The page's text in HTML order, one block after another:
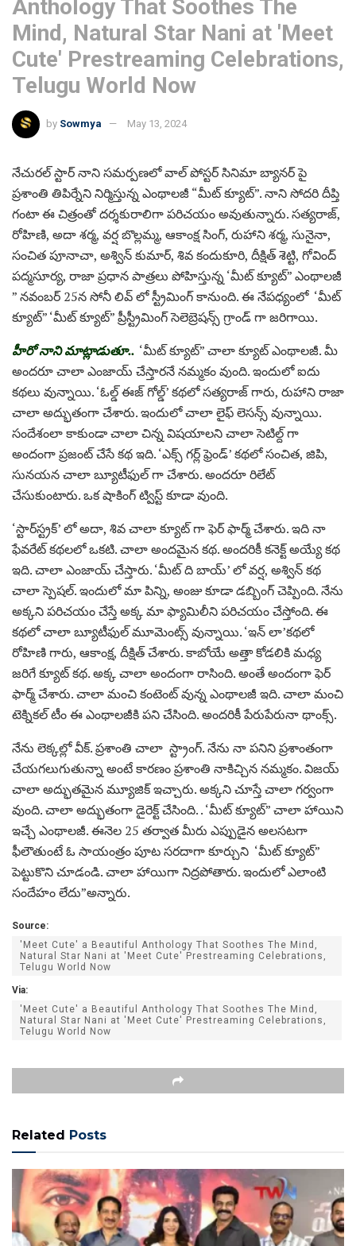
Anthology That Soothes The
Mind, Natural Star Nani at 'Meet
Cute' Prestreaming Celebrations,
Telugu World Now
by Sowmya May 13, 2024
నేచురల్ స్టార్ నాని సమర్పణలో వాల్ పోస్టర్ సినిమా బ్యానర్ పై
ప్రశాంతి తిపిర్నేని నిర్మిస్తున్న ఎంథాలజీ “మీట్ క్యూట్”. నాని సోదరి దీప్తి
గంటా ఈ చిత్రంతో దర్శకురాలిగా పరిచయం అవుతున్నారు. సత్యరాజ్,
రోహిణి, అదా శర్మ, వర్ష బొల్లమ్మ, ఆకాంక్ష సింగ్, రుహాని శర్మ, సునైనా,
సంచిత పూనాచా, అశ్విన్ కుమార్, శివ కందుకూరి, దీక్షిత్ శెట్టి, గోవింద్
పద్మసూర్య, రాజా ప్రధాన పాత్రలు పోహిస్తున్న ‘మీట్ క్యూట్” ఎంథాలజీ
” నవంబర్ 25న సోనీ లివ్ లో స్ట్రీమింగ్ కానుంది. ఈ నేపధ్యంలో ‘మీట్
క్యూట్” ‘మీట్ క్యూట్” ప్రీస్ట్రీమింగ్ సెలెబ్రెషన్స్ గ్రాండ్ గా జరిగాయి.
హీరో నాని మాట్లాడుతూ.. ‘మీట్ క్యూట్” చాలా క్యూట్ ఎంథాలజీ. మీ
అందరూ చాలా ఎంజాయ్ చేస్తారనే నమ్మకం వుంది. ఇందులో ఐదు
కథలు వున్నాయి. ‘ఓల్డ్ ఈజ్ గోల్డ్’ కథలో సత్యరాజ్ గారు, రుహాని రాజా
చాలా అద్భుతంగా చేశారు. ఇందులో చాలా లైఫ్ లెసన్స్ వున్నాయి.
సందేశంలా కాకుండా చాలా చిన్న విషయాలని చాలా సెటిల్ద్ గా
అందంగా ప్రజంట్ చేసే కథ ఇది. ‘ఎక్స్ గర్ల్ ఫ్రెండ్’ కథలో సంచిత, జిపి,
సునయన చాలా బ్యూటీఫుల్ గా చేశారు. అందరూ రిలేట్
చేసుకుంటారు. ఒక షాకింగ్ ట్విస్ట్ కూడా వుంది.
‘స్టార్‌స్ట్రక్’ లో అదా, శివ చాలా క్యూట్ గా ఫెర్ ఫార్మ్ చేశారు. ఇది నా
ఫేవరేట్ కథలలో ఒకటి. చాలా అందమైన కథ. అందరికీ కనెక్ట్ అయ్యే కథ
ఇది. చాలా ఎంజాయ్ చేస్తారు. ‘మీట్ ది బాయ్’ లో వర్ష, అశ్విన్ కథ
చాలా స్పెషల్. ఇందులో మా పిన్ని, అంజు కూడా డబ్బింగ్ చెప్పింది. నేను
అక్కని పరిచయం చేస్తే అక్క మా ఫ్యామిలీని పరిచయం చేస్తోంది. ఈ
కథలో చాలా బ్యూటీఫుల్ మూమెంట్స్ వున్నాయి. ‘ఇన్ లా’కథలో
రోహిణి గారు, ఆకాంక్ష, దీక్షిత్ చేశారు. కాబోయే అత్తా కోడలికి మధ్య
జరిగే క్యూట్ కథ. అక్క చాలా అందంగా రాసింది. అంతే అందంగా ఫెర్
ఫార్మ్ చేశారు. చాలా మంచి కంటెంట్ వున్న ఎంథాలజీ ఇది. చాలా మంచి
టెక్నికల్ టీం ఈ ఎంథాలజీకి పని చేసింది. అందరికీ పేరుపేరునా థాంక్స్.
నేను లెక్కల్లో వీక్. ప్రశాంతి చాలా స్ట్రాంగ్. నేను నా పనిని ప్రశాంతంగా
చేయగలుగుతున్నా అంటే కారణం ప్రశాంతి నాకిచ్చిన నమ్మకం. విజయ్
చాలా అద్భుతమైన మ్యూజిక్ ఇచ్చారు. అక్కని చూస్తే చాలా గర్వంగా
వుంది. చాలా అద్భుతంగా డైరెక్ట్ చేసింది. . ‘మీట్ క్యూట్” చాలా హాయిని
ఇచ్చే ఎంథాలజీ. ఈనెల 25 తర్వాత మీరు ఎప్పుడైన అలసటగా
ఫీలౌతుంటే ఓ సాయంత్రం పూట సరదాగా కూర్చుని ‘మీట్ క్యూట్”
పెట్టుకొని చూడండి. చాలా హాయిగా నిద్రపోతారు. ఇందులో ఎలాంటి
సందేహం లేదు”అన్నారు.
Source:
'Meet Cute' a Beautiful Anthology That Soothes The Mind,
Natural Star Nani at 'Meet Cute' Prestreaming Celebrations,
Telugu World Now
Via:
'Meet Cute' a Beautiful Anthology That Soothes The Mind,
Natural Star Nani at 'Meet Cute' Prestreaming Celebrations,
Telugu World Now
Related Posts